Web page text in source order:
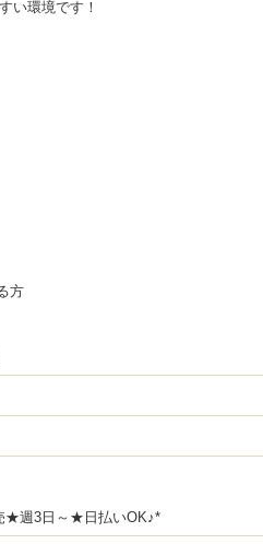
い環境です！
方
★週3日～★日払いOK♪*